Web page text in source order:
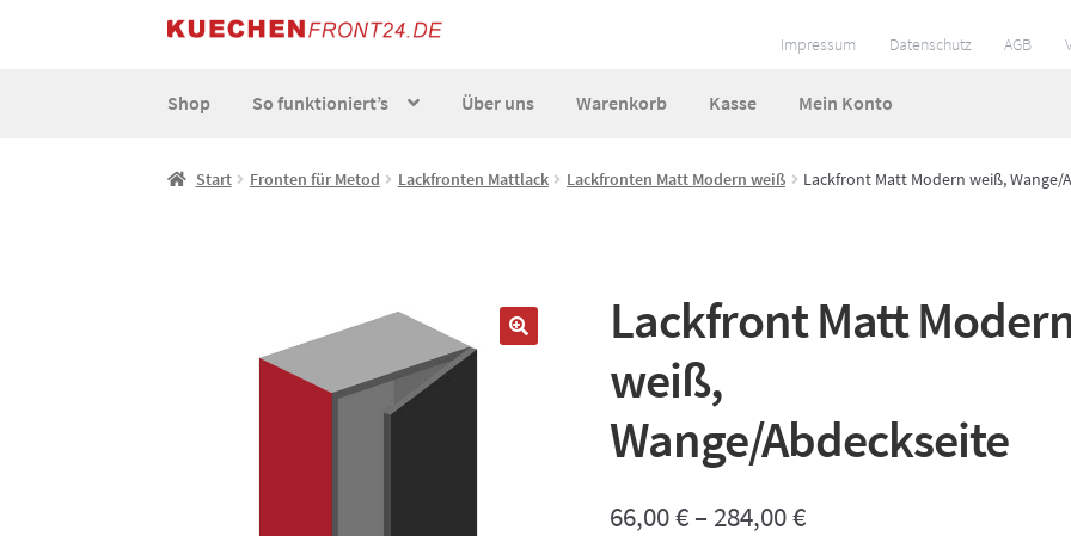
Zur
springen
Zum
springen
Impressum Datenschutz AGB
Shop So funktioniert’s Über uns Warenkorb Kasse Mein Konto
Start AGB Datenschutz Echtheit von Bewertungen Impressum Kasse Mein Konto So funktionierts
Start Fronten für Metod Lackfronten Mattlack Lackfronten Matt Modern weiß Lackfront Matt Modern weiß, Wange/
Lackfront Matt
weiß,
Wange/Abdeckseite
66,00€ – 284,00€